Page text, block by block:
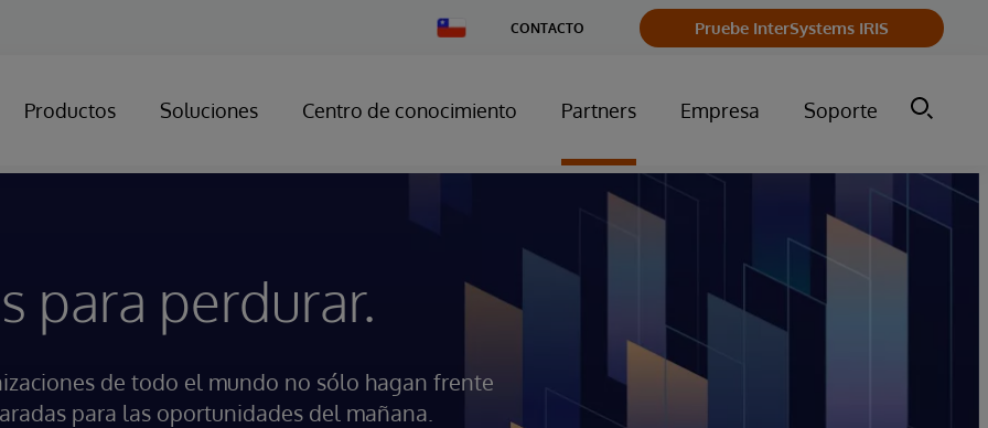
Change
Country
CONTACTO Pruebe InterSystems IRIS
Productos Soluciones Centro de conocimiento Partners Empresa Soporte
para perdurar.
de todo el mundo no sólo hagan frente
para las oportunidades del mañana.